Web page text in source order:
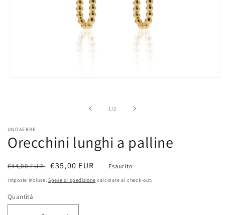
modale
1/su2
UNOAERRE
Orecchini lunghi a palline
Prezzo
di
€44,00 EUR Prezzo
scontato
€35,00 EUR Esaurito
Imposte incluse. Spese di spedizione calcolate al check-out.
Quantità